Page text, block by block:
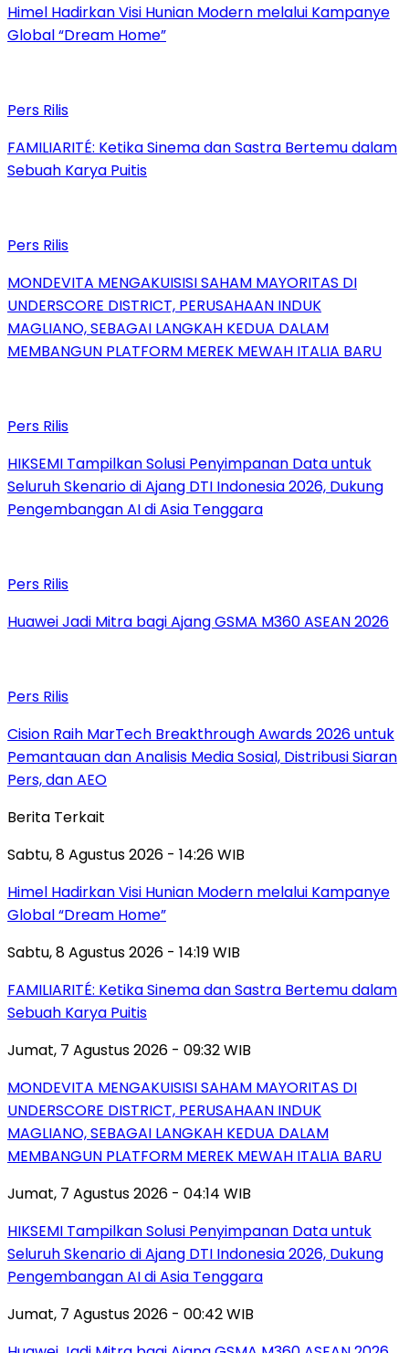
Himel Hadirkan Visi Hunian Modern melalui Kampanye
Global “Dream Home”
Pers Rilis
FAMILIARITÉ: Ketika Sinema dan Sastra Bertemu dalam
Sebuah Karya Puitis
Pers Rilis
MONDEVITA MENGAKUISISI SAHAM MAYORITAS DI
UNDERSCORE DISTRICT, PERUSAHAAN INDUK
MAGLIANO, SEBAGAI LANGKAH KEDUA DALAM
MEMBANGUN PLATFORM MEREK MEWAH ITALIA BARU
Pers Rilis
HIKSEMI Tampilkan Solusi Penyimpanan Data untuk
Seluruh Skenario di Ajang DTI Indonesia 2026, Dukung
Pengembangan AI di Asia Tenggara
Pers Rilis
Huawei Jadi Mitra bagi Ajang GSMA M360 ASEAN 2026
Pers Rilis
Cision Raih MarTech Breakthrough Awards 2026 untuk
Pemantauan dan Analisis Media Sosial, Distribusi Siaran
Pers, dan AEO
Berita Terkait
Sabtu, 8 Agustus 2026 - 14:26 WIB
Himel Hadirkan Visi Hunian Modern melalui Kampanye
Global “Dream Home”
Sabtu, 8 Agustus 2026 - 14:19 WIB
FAMILIARITÉ: Ketika Sinema dan Sastra Bertemu dalam
Sebuah Karya Puitis
Jumat, 7 Agustus 2026 - 09:32 WIB
MONDEVITA MENGAKUISISI SAHAM MAYORITAS DI
UNDERSCORE DISTRICT, PERUSAHAAN INDUK
MAGLIANO, SEBAGAI LANGKAH KEDUA DALAM
MEMBANGUN PLATFORM MEREK MEWAH ITALIA BARU
Jumat, 7 Agustus 2026 - 04:14 WIB
HIKSEMI Tampilkan Solusi Penyimpanan Data untuk
Seluruh Skenario di Ajang DTI Indonesia 2026, Dukung
Pengembangan AI di Asia Tenggara
Jumat, 7 Agustus 2026 - 00:42 WIB